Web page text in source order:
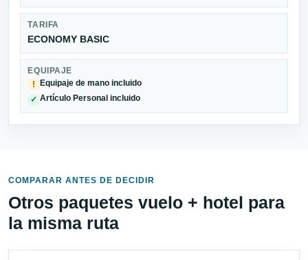
TARIFA
ECONOMY BASIC
EQUIPAJE
!
Equipaje de mano incluido
✓ Artículo Personal incluido
COMPARAR ANTES DE DECIDIR
Otros paquetes vuelo + hotel para
la misma ruta